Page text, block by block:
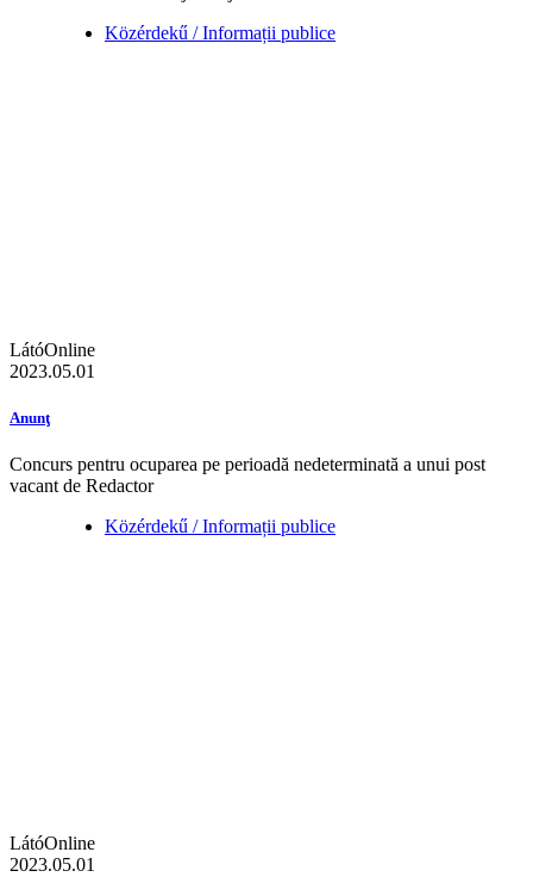
Közérdekű / Informații publice
LátóOnline
2023.05.01
Anunţ
Concurs pentru ocuparea pe perioadă nedeterminată a unui post
vacant de Redactor
Közérdekű / Informații publice
LátóOnline
2023.05.01